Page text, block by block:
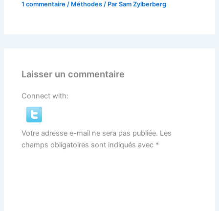
1 commentaire / Méthodes / ParSam Zylberberg
Laisser un commentaire
Connect with:
Votre adresse e-mail ne sera pas publiée. Les
champs obligatoires sont indiqués avec *